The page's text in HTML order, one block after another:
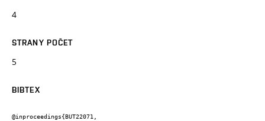
4
STRANY POČET
5
BIBTEX
@inproceedings{BUT22071,